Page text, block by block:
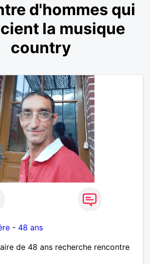
d'hommes qui
la musique
country
- 48 ans
de 48 ans recherche rencontre